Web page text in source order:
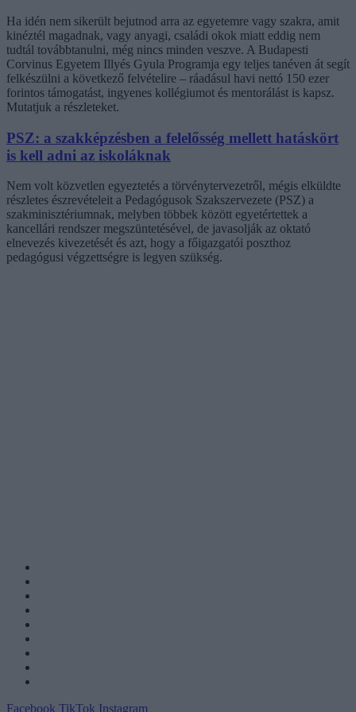
Ha idén nem sikerült bejutnod arra az egyetemre vagy szakra, amit
kinéztél magadnak, vagy anyagi, családi okok miatt eddig nem
tudtál továbbtanulni, még nincs minden veszve. A Budapesti
Corvinus Egyetem Illyés Gyula Programja egy teljes tanéven át segít
felkészülni a következő felvételire – ráadásul havi nettó 150 ezer
forintos támogatást, ingyenes kollégiumot és mentorálást is kapsz.
Mutatjuk a részleteket.
PSZ: a szakképzésben a felelősség mellett hatáskört
is kell adni az iskoláknak
Nem volt közvetlen egyeztetés a törvénytervezetről, mégis elküldte
részletes észrevételeit a Pedagógusok Szakszervezete (PSZ) a
szakminisztériumnak, melyben többek között egyetértettek a
kancellári rendszer megszüntetésével, de javasolják az oktató
elnevezés kivezetését és azt, hogy a főigazgatói poszthoz
pedagógusi végzettségre is legyen szükség.
Facebook TikTok Instagram